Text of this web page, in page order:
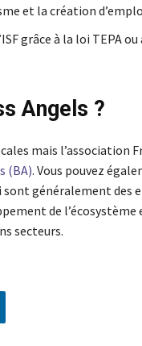
et la création
grâce à la loi TEPA
Angels ?
mais l’association
(BA). Vous pouvez
généralement des
de
secteurs.